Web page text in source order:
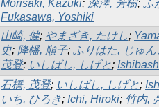
Morisaki, Kazuki; 深澤, 芳樹; ふ
Fukasawa, Yoshiki
山崎, 健; やまざき, たけし;
史; 降幡, 順子; ふりはた, じゅん
茂登; いしばし, しげと;
石橋, 茂登; いしばし, しげと;
いち, ひろき; Ichi, Hiroki; 竹内,